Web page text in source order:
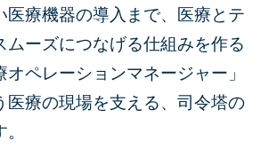
医療機器の導入まで、医療とテ
ムーズにつなげる仕組みを作る
ペレーションマネージャー」
医療の現場を支える、司令塔の